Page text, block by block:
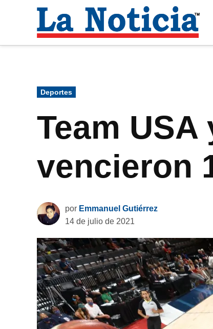
contenido
Publicado
en
Deportes
Team
vencieron
por Emmanuel Gutiérrez
14 de julio de 2021